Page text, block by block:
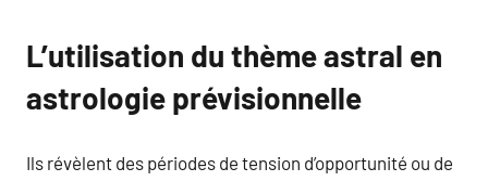
L’utilisation du thème astral en
astrologie prévisionnelle
Ils révèlent des périodes de tension d’opportunité ou de